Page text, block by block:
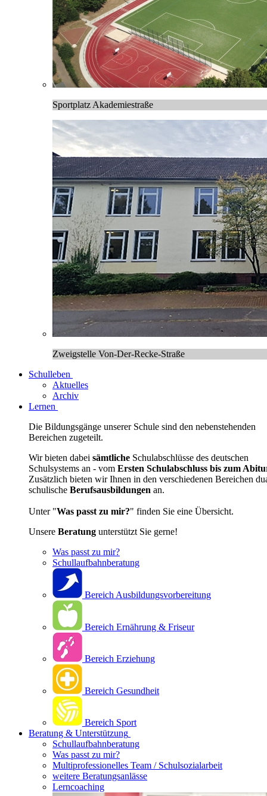
Sportplatz Akademiestraße
Zweigstelle Von-Der-Recke-Straße
Schulleben
Aktuelles
Archiv
Lernen
Die Bildungsgänge unserer Schule sind den nebenstehenden
Bereichen zugeteilt.
Wir bieten dabei sämtliche Schulabschlüsse des deutschen
Schulsystems an - vom Ersten Schulabschluss bis zum
Zusätzlich bieten wir Ihnen in den verschiedenen Bereichen
schulische Berufsausbildungen an.
Unter "Was passt zu mir?" finden Sie eine Übersicht.
Unsere Beratung unterstützt Sie gerne!
Was passt zu mir?
Schullaufbahnberatung
Bereich Ausbildungsvorbereitung
Bereich Ernährung & Friseur
Bereich Erziehung
Bereich Gesundheit
Bereich Sport
Beratung & Unterstützung
Schullaufbahnberatung
Was passt zu mir?
Multipro­fessionelles Team / Schulsozialarbeit
weitere Beratungsanlässe
Lerncoaching